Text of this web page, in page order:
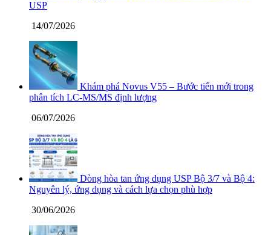
USP
14/07/2026
Khám phá Novus V55 – Bước tiến mới trong
phân tích LC-MS/MS định lượng
06/07/2026
Dòng hòa tan ứng dụng USP Bộ 3/7 và Bộ 4:
Nguyên lý, ứng dụng và cách lựa chọn phù hợp
30/06/2026